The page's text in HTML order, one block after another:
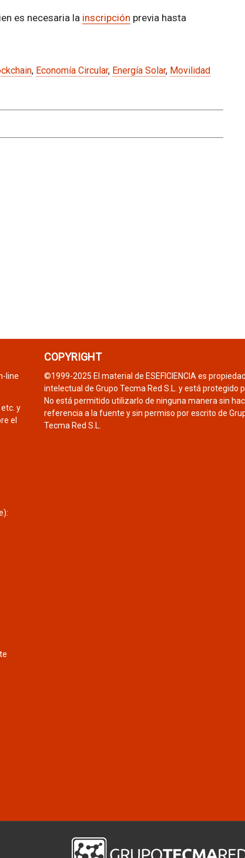
es necesaria la inscripción previa hasta
, Economía Circular, Energía Solar, Movilidad
line
y
el
COPYRIGHT
©1999-2025 El material de ESEFICIENCIA es propiedad
intelectual de Grupo Tecma Red S.L. y está protegido
No está permitido utilizarlo de ninguna manera sin
referencia a la fuente y sin permiso por escrito de
Tecma Red S.L.